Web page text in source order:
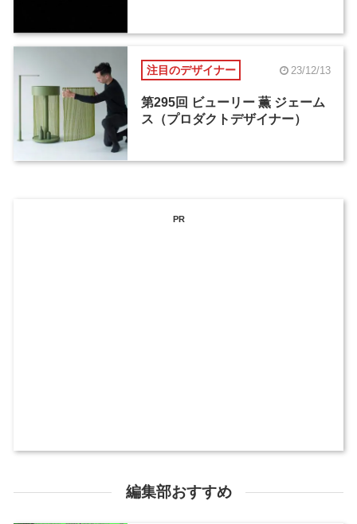
注目のデザイナー 23/12/13
第295回 ビューリー 薫 ジェーム
ス（プロダクトデザイナー）
PR
編集部おすすめ